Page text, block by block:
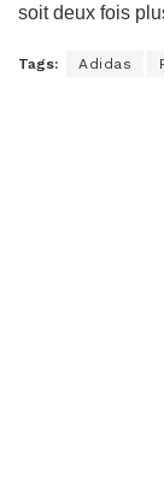
soit deux fois
Tags: Adidas